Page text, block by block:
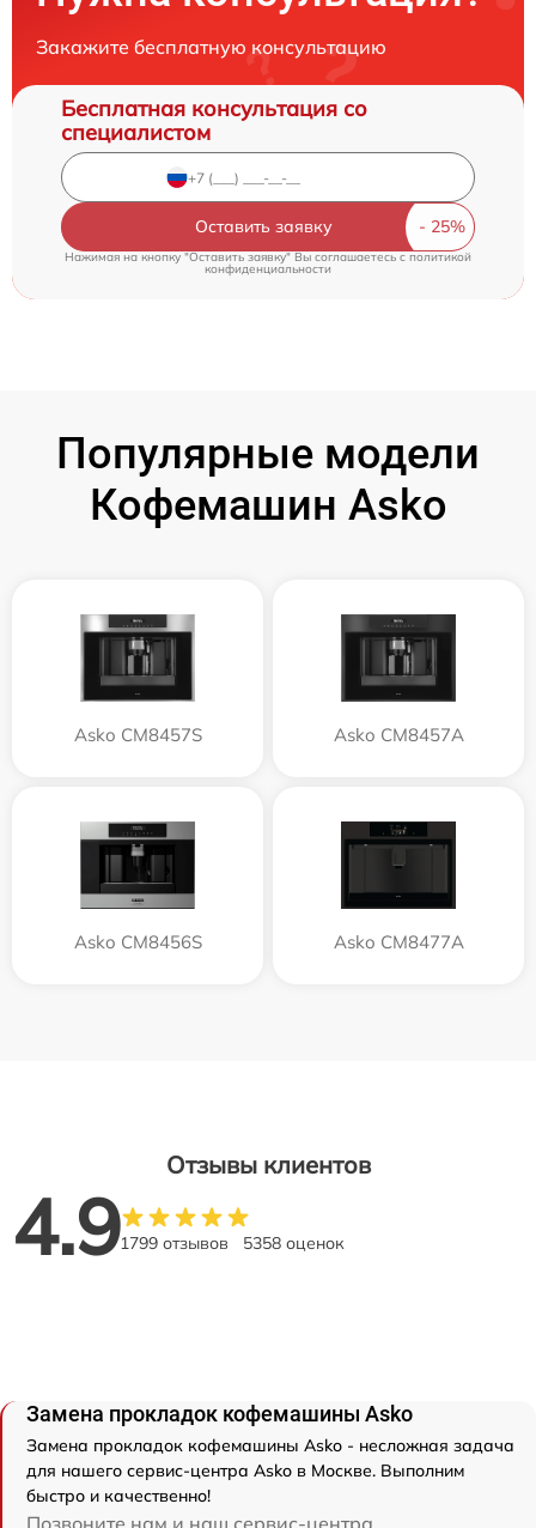
Закажите бесплатную консультацию
Бесплатная консультация со
специалистом
Оставить заявку
Нажимая на кнопку "Оставить заявку" Вы соглашаетесь c политикой
конфиденциальности
Популярные модели
Кофемашин Asko
Asko CM8457S Asko CM8457A
Asko CM8456S Asko CM8477A
Отзывы клиентов
4.91799 отзывов 5358 оценок
Замена прокладок кофемашины Asko
Замена прокладок кофемашины Asko - несложная задача
для нашего сервис-центра Asko в Москве. Выполним
быстро и качественно!